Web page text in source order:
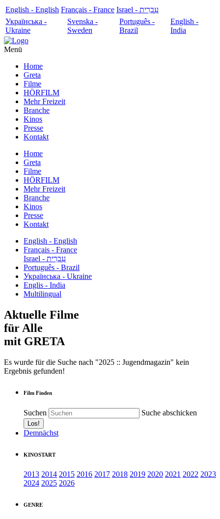
English - English Français - France
עִבְרִית - Israel
Українська -
Ukraine
Svenska -
Sweden
Português -
Brazil
English -
India
Menü
Home
Greta
Filme
HÖRFILM
Mehr Freizeit
Branche
Kinos
Presse
Kontakt
Home
Greta
Filme
HÖRFILM
Mehr Freizeit
Branche
Kinos
Presse
Kontakt
English - English
Français - France
עִבְרִית - Israel
Português - Brazil
Українська - Ukraine
Englis - India
Multilingual
Aktuelle Filme
für Alle
mit GRETA
Es wurde für die Suche nach "2025 :: Jugendmagazin" kein
Ergebnis gefunden!
Film Finden
Suchen Suche abschicken
Demnächst
KINOSTART
2013 2014 2015 2016 2017 2018 2019 2020 2021 2022 2023
2024 2025 2026
GENRE